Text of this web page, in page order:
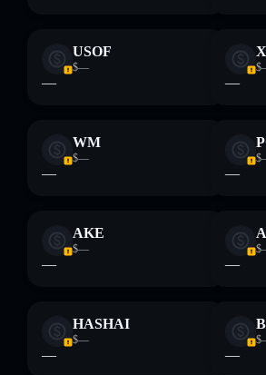
USOF
$—
— —
WM
$—
— —
AKE
$—
— —
HASHAI
$—
— —